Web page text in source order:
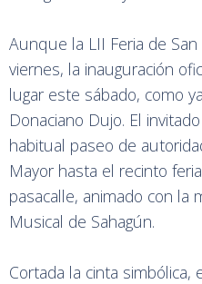
Aunque la LII Feria de
viernes, la inauguración
lugar este sábado, como
Donaciano Dujo. El
habitual paseo de
Mayor hasta el recinto
pasacalle, animado con la
Musical de Sahagún.
Cortada la cinta